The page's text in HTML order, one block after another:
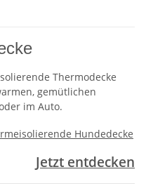
Thermodecke
gemütlichen
im Auto.
Jetzt entdecken